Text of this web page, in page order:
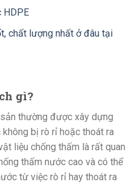
HDPE
chất lượng nhất ở đâu tại
gì?
thường được xây dựng
bị rò rỉ hoặc thoát ra
liệu chống thấm là rất quan
thấm nước cao và có thể
từ việc rò rỉ hay thoát ra